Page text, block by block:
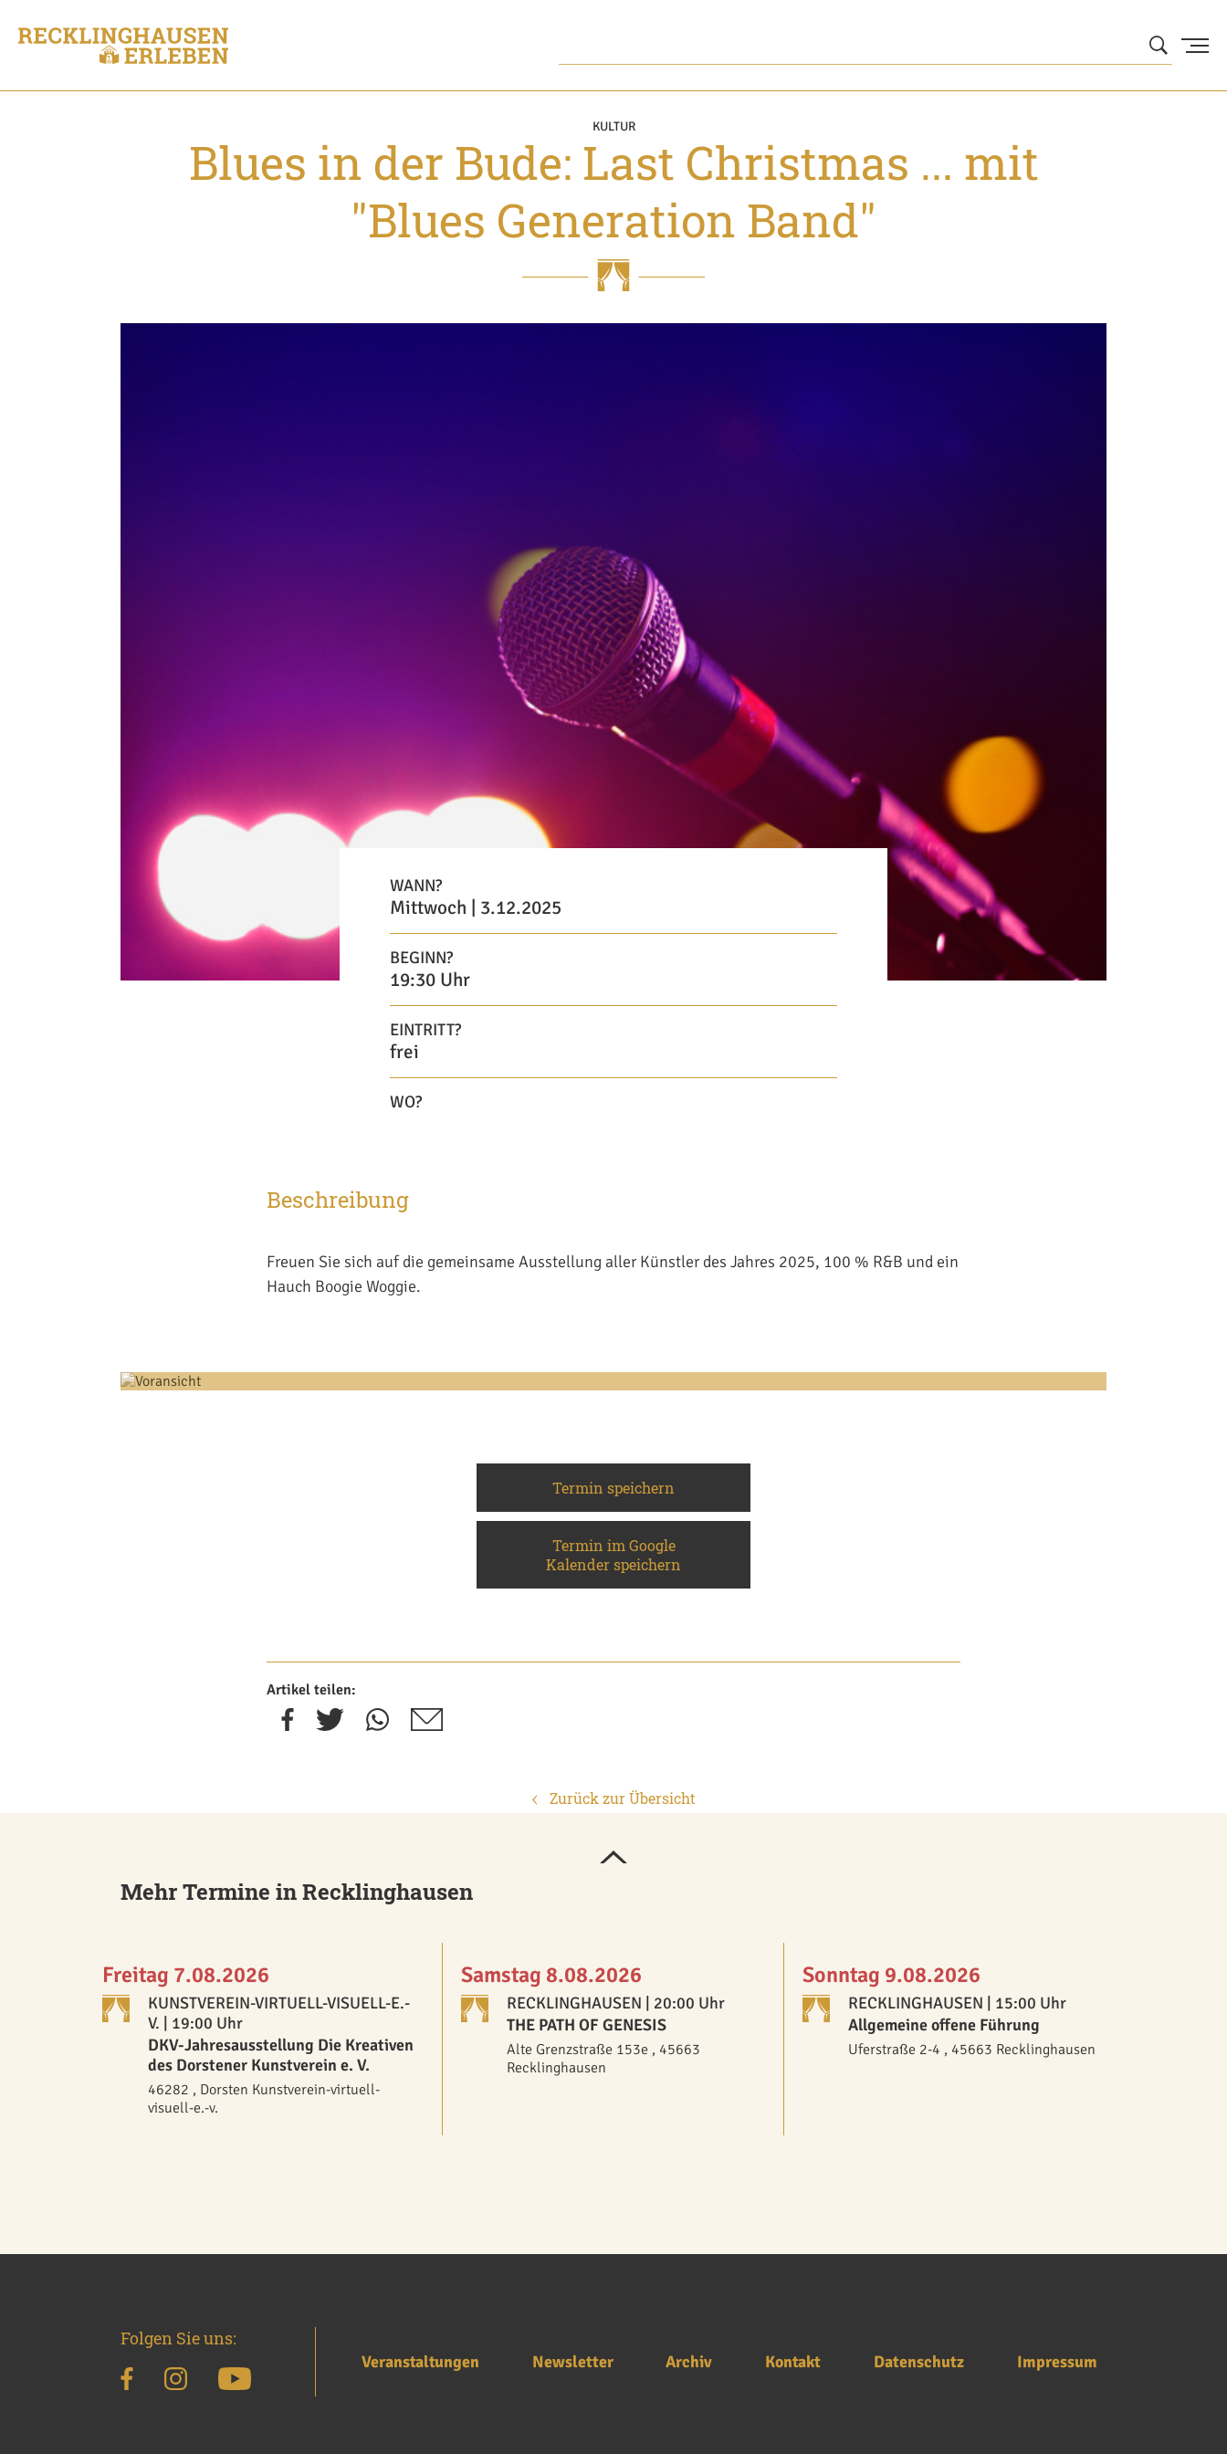
KULTUR
Blues in der Bude: Last Christmas ... mit
"Blues Generation Band"
WANN?
Mittwoch | 3.12.2025
BEGINN?
19:30 Uhr
EINTRITT?
frei
WO?
Beschreibung
Freuen Sie sich auf die gemeinsame Ausstellung aller Künstler des Jahres 2025, 100 % R&B und ein
Hauch Boogie Woggie.
Termin speichern
Termin im Google
Kalender speichern
Artikel teilen:
Zurück zur Übersicht
Mehr Termine in Recklinghausen
Freitag 7.08.2026
KUNSTVEREIN-VIRTUELL-VISUELL-E.-
V. | 19:00 Uhr
DKV-Jahresausstellung Die Kreativen
des Dorstener Kunstverein e. V.
46282 , Dorsten Kunstverein-virtuell-
visuell-e.-v.
Samstag 8.08.2026
RECKLINGHAUSEN | 20:00 Uhr
THE PATH OF GENESIS
Alte Grenzstraße 153e , 45663
Recklinghausen
Sonntag 9.08.2026
RECKLINGHAUSEN | 15:00 Uhr
Allgemeine offene Führung
Uferstraße 2-4 , 45663 Recklinghausen
Veranstaltungen Newsletter Archiv Kontakt Datenschutz Impressum
Folgen Sie uns: